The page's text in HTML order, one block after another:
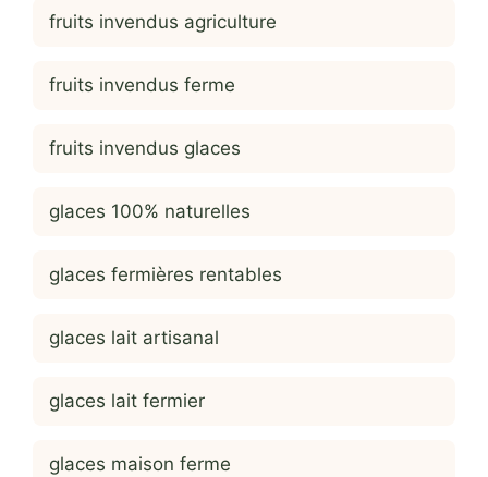
fruits invendus agriculture
fruits invendus ferme
fruits invendus glaces
glaces 100% naturelles
glaces fermières rentables
glaces lait artisanal
glaces lait fermier
glaces maison ferme